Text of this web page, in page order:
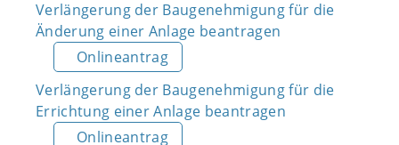
Verlängerung der Baugenehmigung für die
Änderung einer Anlage beantragen
Onlineantrag
Verlängerung der Baugenehmigung für die
Errichtung einer Anlage beantragen
Onlineantrag